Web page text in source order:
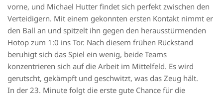
vorne, und Michael Hutter findet sich perfekt zwischen den
Verteidigern. Mit einem gekonnten ersten Kontakt nimmt er
den Ball an und spitzelt ihn gegen den herausstürmenden
Hotop zum 1:0 ins Tor. Nach diesem frühen Rückstand
beruhigt sich das Spiel ein wenig, beide Teams
konzentrieren sich auf die Arbeit im Mittelfeld. Es wird
gerutscht, gekämpft und geschwitzt, was das Zeug hält.
In der 23. Minute folgt die erste gute Chance für die